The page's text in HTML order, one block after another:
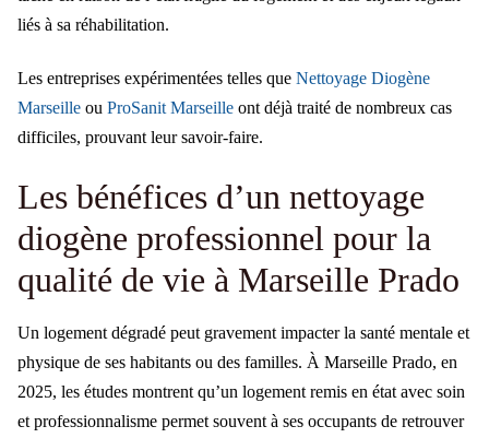
liés à sa réhabilitation.
Les entreprises expérimentées telles que Nettoyage Diogène
Marseille ou ProSanit Marseille ont déjà traité de nombreux cas
difficiles, prouvant leur savoir-faire.
Les bénéfices d’un nettoyage
diogène professionnel pour la
qualité de vie à Marseille Prado
Un logement dégradé peut gravement impacter la santé mentale et
physique de ses habitants ou des familles. À Marseille Prado, en
2025, les études montrent qu’un logement remis en état avec soin
et professionnalisme permet souvent à ses occupants de retrouver